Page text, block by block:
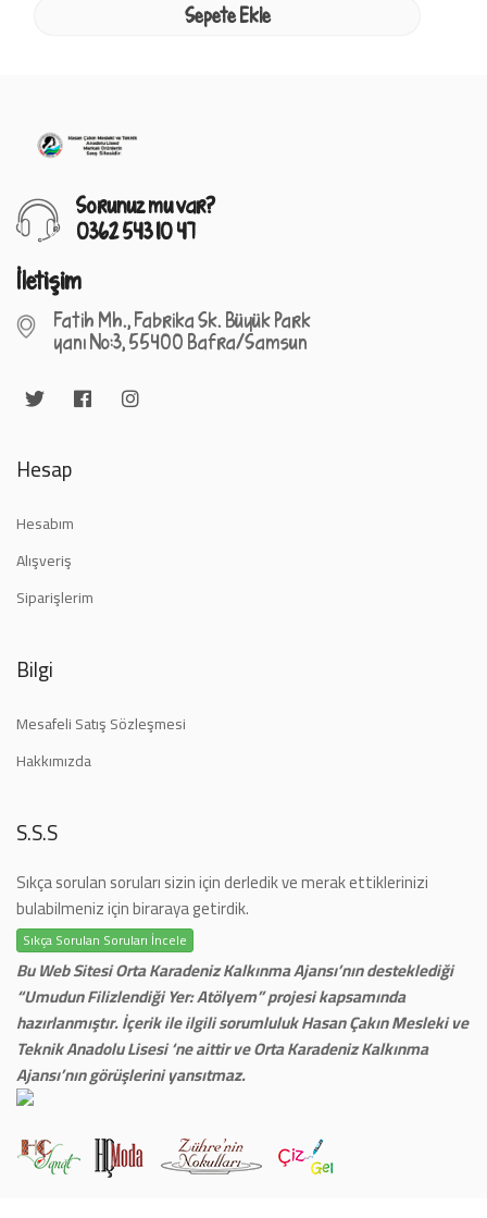
Sepete Ekle
Sorunuz mu var?
0362 543 10 47
İletişim
Fatih Mh., Fabrika Sk. Büyük Park
yanı No:3, 55400 Bafra/Samsun
Hesap
Hesabım
Alışveriş
Siparişlerim
Bilgi
Mesafeli Satış Sözleşmesi
Hakkımızda
S.S.S
Sıkça sorulan soruları sizin için derledik ve merak ettiklerinizi
bulabilmeniz için biraraya getirdik.
Sıkça Sorulan Soruları İncele
Bu Web Sitesi Orta Karadeniz Kalkınma Ajansı’nın desteklediği
“Umudun Filizlendiği Yer: Atölyem” projesi kapsamında
hazırlanmıştır. İçerik ile ilgili sorumluluk Hasan Çakın Mesleki ve
Teknik Anadolu Lisesi ‘ne aittir ve Orta Karadeniz Kalkınma
Ajansı’nın görüşlerini yansıtmaz.